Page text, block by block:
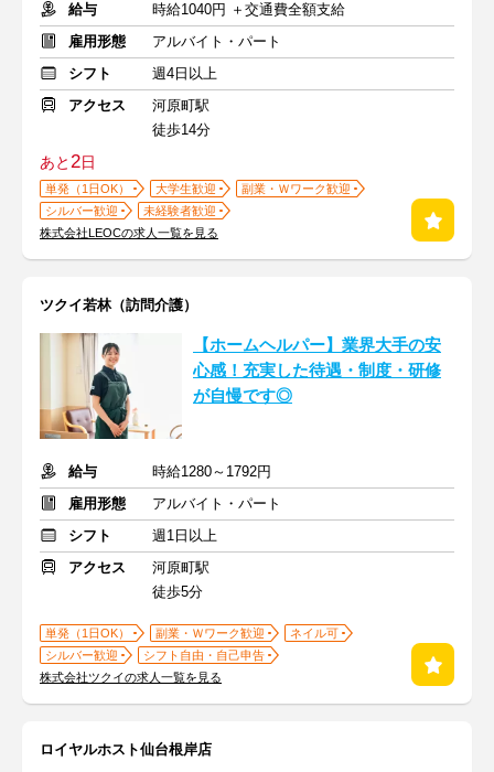
給与
時給1040円 ＋交通費全額支給
雇用形態
アルバイト・パート
シフト
週4日以上
アクセス
河原町駅
徒歩14分
あと2日
単発（1日OK） 大学生歓迎
副業・Ｗワーク歓迎
シルバー歓迎
未経験者歓迎
株式会社LEOCの求人一覧を見る
ツクイ若林（訪問介護）
【ホームヘルパー】業界大手の安
心感！充実した待遇・制度・研修
が自慢です◎
給与
時給1280～1792円
雇用形態
アルバイト・パート
シフト
週1日以上
アクセス
河原町駅
徒歩5分
単発（1日OK） 副業・Ｗワーク歓迎
ネイル可
シルバー歓迎
シフト自由・自己申告
株式会社ツクイの求人一覧を見る
ロイヤルホスト仙台根岸店